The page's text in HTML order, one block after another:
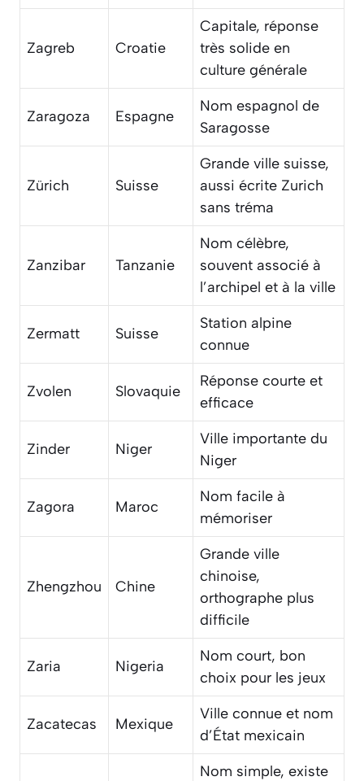
Zagreb Croatie
Capitale, réponse
très solide en
culture générale
Zaragoza Espagne
Nom espagnol de
Saragosse
Zürich Suisse
Grande ville suisse,
aussi écrite Zurich
sans tréma
Zanzibar Tanzanie
Nom célèbre,
souvent associé à
l’archipel et à la ville
Zermatt Suisse
Station alpine
connue
Zvolen Slovaquie
Réponse courte et
efficace
Zinder Niger
Ville importante du
Niger
Zagora Maroc
Nom facile à
mémoriser
Zhengzhou Chine
Grande ville
chinoise,
orthographe plus
difficile
Zaria Nigeria
Nom court, bon
choix pour les jeux
Zacatecas Mexique
Ville connue et nom
d’État mexicain
Nom simple, existe